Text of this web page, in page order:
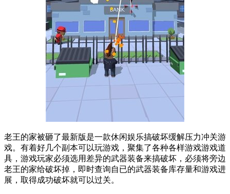
老王的家被砸了最新版是一款休闲娱乐搞破坏缓解压力冲关游
戏。有着好几个副本可以玩游戏，聚集了各种各样游戏游戏道
具，游戏玩家必须选用差异的武器装备来搞破坏，必须将旁边
老王的家给破坏掉，即时查询自已的武器装备库存量和游戏进
展，取得成功破坏就可以过关。